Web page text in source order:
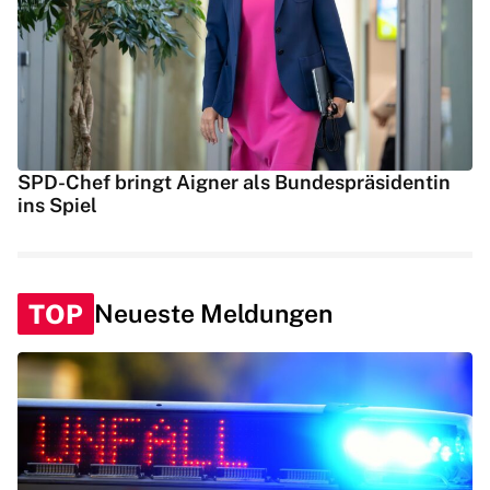
SPD-Chef bringt Aigner als Bundespräsidentin
ins Spiel
TOP Neueste Meldungen